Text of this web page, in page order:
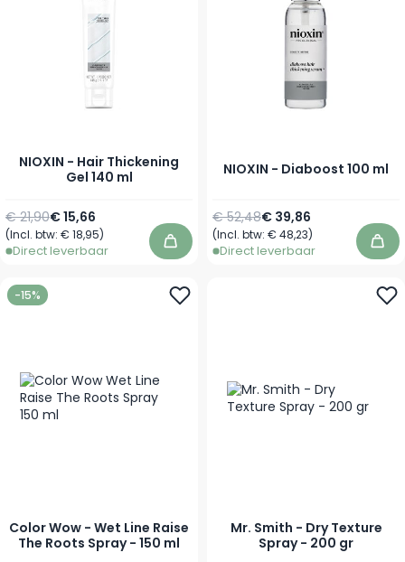
NIOXIN - Hair Thickening
Gel 140 ml
Speciale prijs
€ 15,66
Normale prijs
€ 21,90
(Incl. btw: € 18,95)
Direct leverbaar In winkelwagen
NIOXIN - Diaboost 100 ml
Speciale prijs
€ 39,86
Normale prijs
€ 52,48
(Incl. btw: € 48,23)
Direct leverbaar In
-15%
Color Wow - Wet Line Raise
The Roots Spray - 150 ml
Mr. Smith - Dry Texture
Spray - 200 gr